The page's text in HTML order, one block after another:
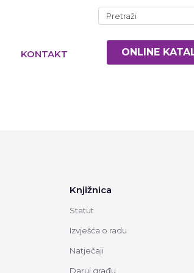
KONTAKT ONLINE
Knjižnica
Statut
Izvješća o radu
Natječaji
Daruj građu